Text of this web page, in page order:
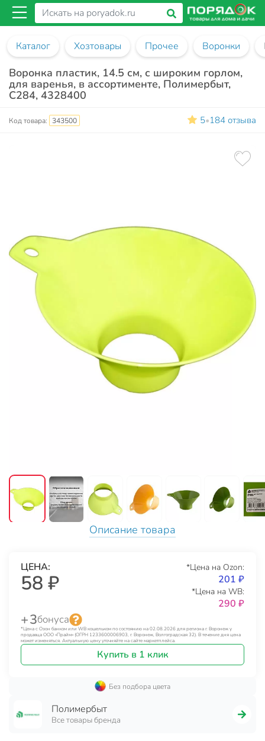
Каталог Хозтовары Прочее Воронки
Воронка пластик, 14.5 см, с широким горлом,
для варенья, в ассортименте, Полимербыт,
С284, 4328400
Код товара: 343500 5•184 отзыва
Описание товара
ЦЕНА:
58 ₽
*Цена на Ozon:
201 ₽
*Цена на WB:
290 ₽
+ 3бонуса
*Цена с Озон банком или WB кошельком по состоянию на 02.08.2026 для региона г. Воронеж у
продавца ООО «Прайм» (ОГРН 1233600006903, г. Воронеж, Волгоградская 32). В течение дня цена
может изменяться. Актуальную цену уточняйте на сайте маркетплейса.
Купить в 1 клик
Без подбора цвета
Полимербыт
Все товары бренда